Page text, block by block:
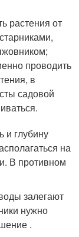
растения от
проводить
в
садовой
и глубину
на
В противном
залегают
нужно
.